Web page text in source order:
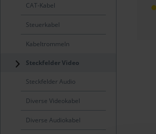
CAT-Kabel
Steuerkabel
Kabeltrommeln
Steckfelder Video
Steckfelder Audio
Diverse Videokabel
Diverse Audiokabel